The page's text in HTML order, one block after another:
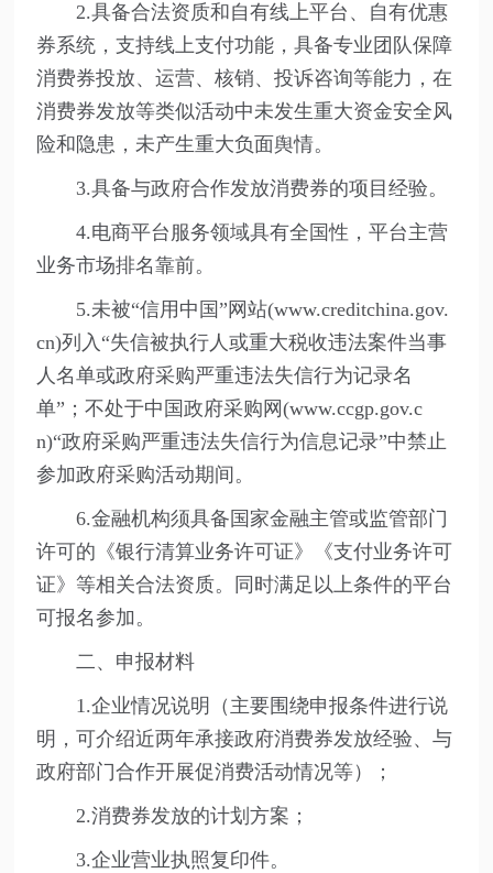
2.具备合法资质和自有线上平台、自有优惠
券系统，支持线上支付功能，具备专业团队保障
消费券投放、运营、核销、投诉咨询等能力，在
消费券发放等类似活动中未发生重大资金安全风
险和隐患，未产生重大负面舆情。
3.具备与政府合作发放消费券的项目经验。
4.电商平台服务领域具有全国性，平台主营
业务市场排名靠前。
5.未被“信用中国”网站(www.creditchina.gov.
cn)列入“失信被执行人或重大税收违法案件当事
人名单或政府采购严重违法失信行为记录名
单”；不处于中国政府采购网(www.ccgp.gov.c
n)“政府采购严重违法失信行为信息记录”中禁止
参加政府采购活动期间。
6.金融机构须具备国家金融主管或监管部门
许可的《银行清算业务许可证》《支付业务许可
证》等相关合法资质。同时满足以上条件的平台
可报名参加。
二、申报材料
1.企业情况说明（主要围绕申报条件进行说
明，可介绍近两年承接政府消费券发放经验、与
政府部门合作开展促消费活动情况等）；
2.消费券发放的计划方案；
3.企业营业执照复印件。